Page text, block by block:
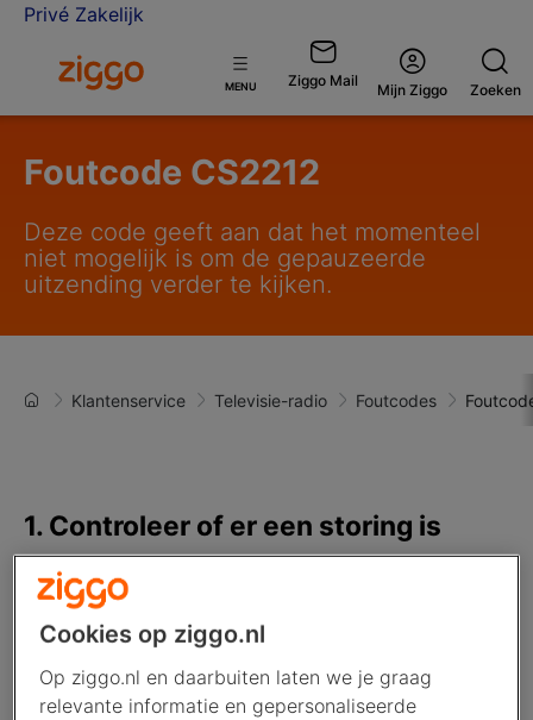
Privé Zakelijk
Ga naar de Ziggo homepage
MENU Ziggo Mail Open
Mijn Ziggo
Zoeken
Foutcode CS2212
Deze code geeft aan dat het momenteel
niet mogelijk is om de gepauzeerde
uitzending verder te kijken.
Klantenservice Televisie-radio Foutcodes
1. Controleer of er een storing is
Wat is je adres?
Vul je postcode en huisnummer in.
Postcode
Cookies op ziggo.nl
Op ziggo.nl en daarbuiten laten we je graag
relevante informatie en gepersonaliseerde